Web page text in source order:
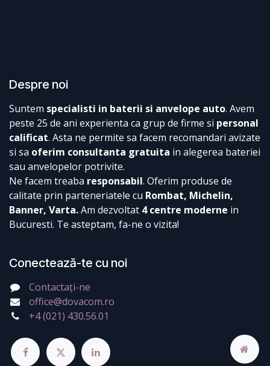
Despre noi
Suntem specialisti in baterii si anvelope auto. Avem
peste 25 de ani experienta ca grup de firme si personal
calificat. Asta ne permite sa facem recomandari avizate
si sa oferim consultanta gratuita in alegerea bateriei
sau anvelopelor potrivite.
Ne facem treaba responsabil. Oferim produse de
calitate prin parteneriatele cu Rombat, Michelin,
Banner, Varta.Am dezvoltat 4 centre moderne in
Bucuresti. Te asteptam, fa-ne o vizita!
Conectează-te cu noi
Contactați-ne
office@dovacom.ro
+4 (021) 430.56.01